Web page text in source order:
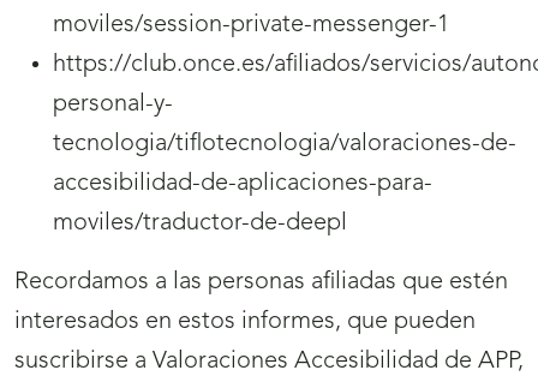
moviles/session-private-messenger-1
https://club.once.es/afiliados/servicios/
personal-y-
tecnologia/tiflotecnologia/valoraciones-de-
accesibilidad-de-aplicaciones-para-
moviles/traductor-de-deepl
Recordamos a las personas afiliadas que estén
interesados en estos informes, que pueden
suscribirse a Valoraciones Accesibilidad de APP,